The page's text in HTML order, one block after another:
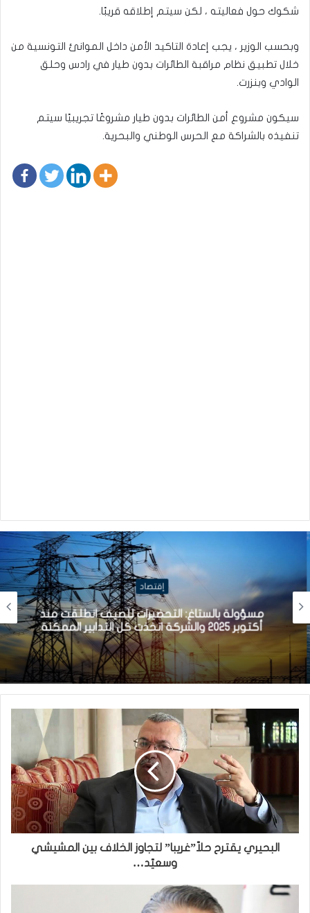
شكوك حول فعاليته ، لكن سيتم إطلاقه قريبًا.
وبحسب الوزير ، يجب إعادة التاكيد الأمن داخل الموانئ التونسية من
خلال تطبيق نظام مراقبة الطائرات بدون طيار في رادس وحلق
الوادي وبنزرت.
سيكون مشروع أمن الطائرات بدون طيار مشروعًا تجريبيًا سيتم
تنفيذه بالشراكة مع الحرس الوطني والبحرية.
إقتصاد
مسؤولة بالستاغ: التحضيرات للصيف انطلقت منذ
أكتوبر 2025 والشركة اتخذت كل التدابير الممكنة
البحيري يقترح حلاّ”غريبا” لتجاوز الخلاف بين المشيشي
وسعيّد…